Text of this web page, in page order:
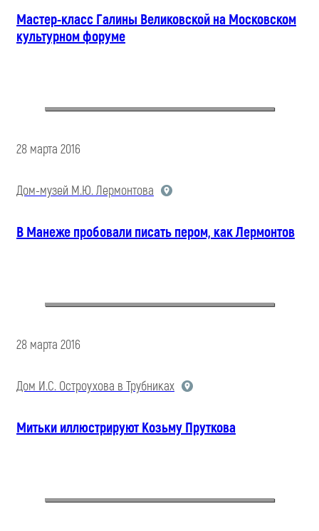
Мастер-класс Галины Великовской на Московском
культурном форуме
28 марта 2016
Дом-музей М.Ю. Лермонтова
В Манеже пробовали писать пером, как Лермонтов
28 марта 2016
Дом И.С. Остроухова в Трубниках
Митьки иллюстрируют Козьму Пруткова